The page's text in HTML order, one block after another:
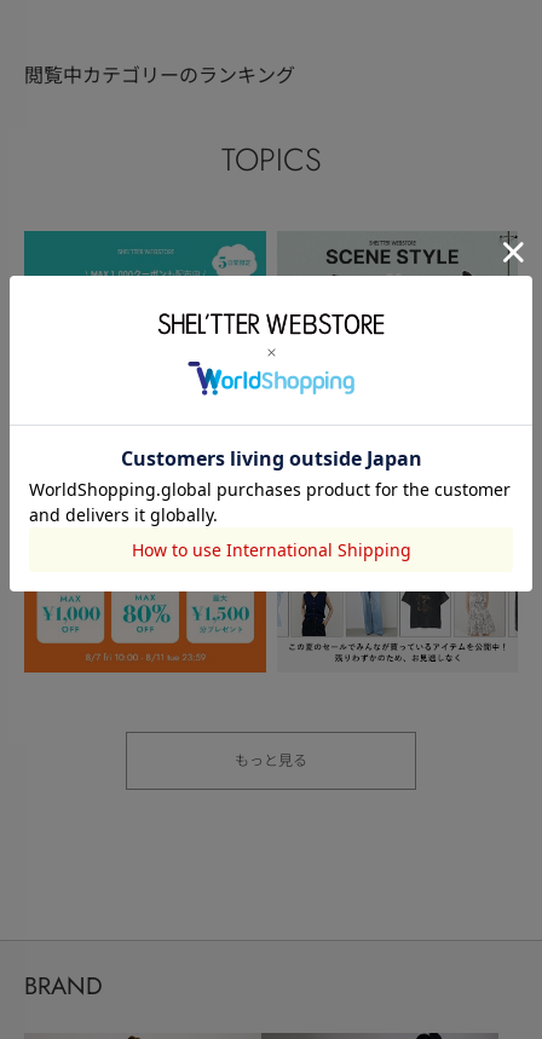
閲覧中カテゴリーのランキング
TOPICS
もっと見る
BRAND